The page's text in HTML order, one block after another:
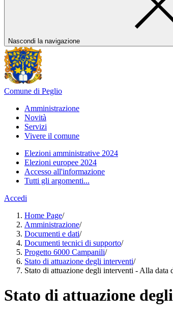
Nascondi la navigazione
Comune di Peglio
Amministrazione
Novità
Servizi
Vivere il comune
Elezioni amministrative 2024
Elezioni europee 2024
Accesso all'informazione
Tutti gli argomenti...
Accedi
Home Page/
Amministrazione/
Documenti e dati/
Documenti tecnici di supporto/
Progetto 6000 Campanili/
Stato di attuazione degli interventi/
Stato di attuazione degli interventi - Alla data
Stato di attuazione